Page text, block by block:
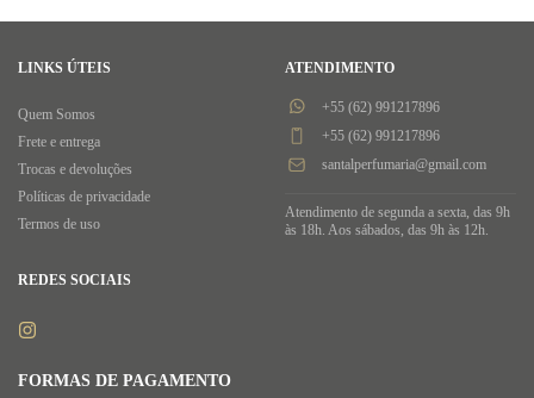
LINKS ÚTEIS
Quem Somos
Frete e entrega
Trocas e devoluções
Políticas de privacidade
Termos de uso
ATENDIMENTO
+55 (62) 991217896
+55 (62) 991217896
santalperfumaria@gmail.com
Atendimento de segunda a sexta, das 9h
às 18h. Aos sábados, das 9h às 12h.
REDES SOCIAIS
FORMAS DE PAGAMENTO